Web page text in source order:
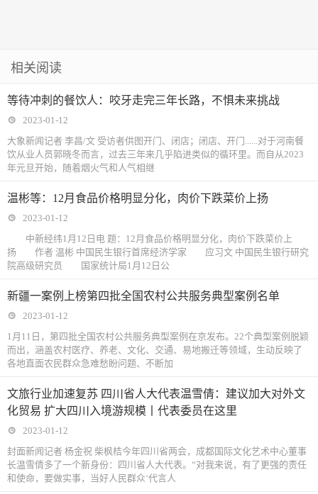
相关阅读
等待冲刺的餐饮人：咬牙走完三年长路，不惧未来挑战
2023-01-12
大象新闻记者 李昌/文 受访者供图开门、闭店；闭店、开门......对于河南餐
饮从业人员郭晓冬而言，过去三年来几乎陷进类似的循环里。而自从2023
年元旦开始，随着烟火气和人气相继
温彬等：12月食品价格明显分化，肉价下跌菜价上扬
2023-01-12
中新经纬1月12日电 题：12月食品价格明显分化，肉价下跌菜价上
扬 作者 温彬 中国民生银行首席经济学家 应习文 中国民生银行研究
院高级研究员 国家统计局1月12日公
新疆一案例上榜第四批全国农村公共服务典型案例名单
2023-01-12
1月11日，第四批全国农村公共服务典型案例在京发布。22个典型案例脱颖
而出，涵盖农村医疗、养老、文化、交通、易地搬迁等领域，生动反映了
各地直面农民群众急难愁盼问题、不断加
文旅行业加速复苏 四川省人大代表温雪倩：建议加大对外文
化贸易 扩大四川入境游规模丨代表委员在这里
2023-01-12
封面新闻记者 杨金祝 柴枫桔今年四川省两会，成都国际文化艺术中心董事
长温雪倩多了一个新身份：四川省人大代表。“对我来说，有了更强的责任
和使命，要做实事，当好人民群众‘代言人